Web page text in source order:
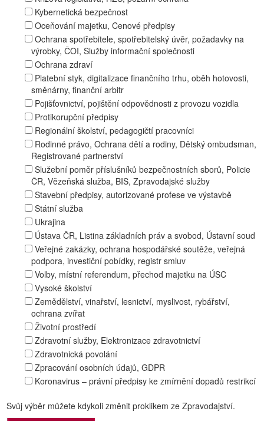
Kybernetická bezpečnost
Oceňování majetku, Cenové předpisy
Ochrana spotřebitele, spotřebitelský úvěr, požadavky na
výrobky, ČOI, Služby informační společnosti
Ochrana zdraví
Platební styk, digitalizace finančního trhu, oběh hotovosti,
směnárny, finanční arbitr
Pojišťovnictví, pojištění odpovědnosti z provozu vozidla
Protikorupční předpisy
Regionální školství, pedagogičtí pracovníci
Rodinné právo, Ochrana dětí a rodiny, Dětský ombudsman,
Registrované partnerství
Služební poměr příslušníků bezpečnostních sborů, Policie
ČR, Vězeňská služba, BIS, Zpravodajské služby
Stavební předpisy, autorizované profese ve výstavbě
Státní služba
Ukrajina
Ústava ČR, Listina základních práv a svobod, Ústavní soud
Veřejné zakázky, ochrana hospodářské soutěže, veřejná
podpora, investiční pobídky, registr smluv
Volby, místní referendum, přechod majetku na ÚSC
Vysoké školství
Zemědělství, vinařství, lesnictví, myslivost, rybářství,
ochrana zvířat
Životní prostředí
Zdravotní služby, Elektronizace zdravotnictví
Zdravotnická povolání
Zpracování osobních údajů, GDPR
Koronavirus – právní předpisy ke zmírnění dopadů restrikcí
Svůj výběr můžete kdykoli změnit proklikem ze Zpravodajství.